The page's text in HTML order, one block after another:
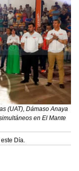
(UAT), Dámaso Anaya
en El Mante
Día.